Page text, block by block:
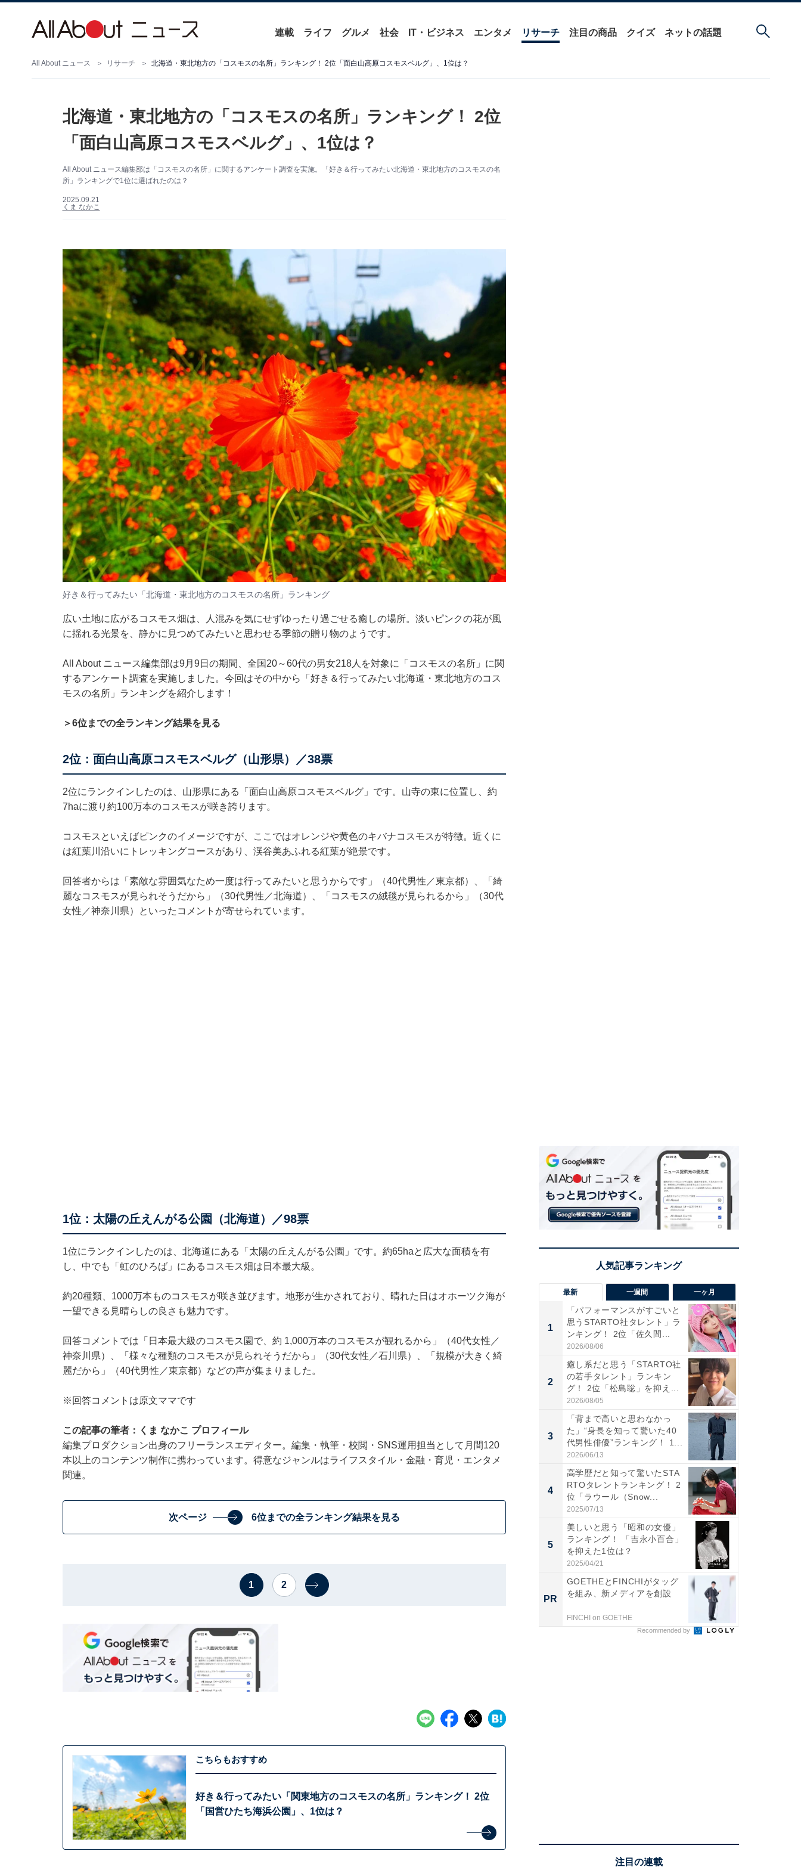
連載 ライフ グルメ 社会 IT・ビジネス エンタメ リサーチ 注目の商品 クイズ ネットの話題
All About ニュース リサーチ 北海道・東北地方の「コスモスの名所」ランキング！ 2位「面白山高原コスモスベルグ」、1位は？
北海道・東北地方の「コスモスの名所」ランキング！ 2位
「面白山高原コスモスベルグ」、1位は？
All About ニュース編集部は「コスモスの名所」に関するアンケート調査を実施。「好き＆行ってみたい北海道・東北地方のコスモスの名
所」ランキングで1位に選ばれたのは？
2025.09.21
くま なかこ
好き＆行ってみたい「北海道・東北地方のコスモスの名所」ランキング
広い土地に広がるコスモス畑は、人混みを気にせずゆったり過ごせる癒しの場所。淡いピンクの花が風
に揺れる光景を、静かに見つめてみたいと思わせる季節の贈り物のようです。
All About ニュース編集部は9月9日の期間、全国20～60代の男女218人を対象に「コスモスの名所」に関
するアンケート調査を実施しました。今回はその中から「好き＆行ってみたい北海道・東北地方のコス
モスの名所」ランキングを紹介します！
＞6位までの全ランキング結果を見る
2位：面白山高原コスモスベルグ（山形県）／38票
2位にランクインしたのは、山形県にある「面白山高原コスモスベルグ」です。山寺の東に位置し、約
7haに渡り約100万本のコスモスが咲き誇ります。
コスモスといえばピンクのイメージですが、ここではオレンジや黄色のキバナコスモスが特徴。近くに
は紅葉川沿いにトレッキングコースがあり、渓谷美あふれる紅葉が絶景です。
回答者からは「素敵な雰囲気なため一度は行ってみたいと思うからです」（40代男性／東京都）、「綺
麗なコスモスが見られそうだから」（30代男性／北海道）、「コスモスの絨毯が見られるから」（30代
女性／神奈川県）といったコメントが寄せられています。
1位：太陽の丘えんがる公園（北海道）／98票
1位にランクインしたのは、北海道にある「太陽の丘えんがる公園」です。約65haと広大な面積を有
し、中でも「虹のひろば」にあるコスモス畑は日本最大級。
約20種類、1000万本ものコスモスが咲き並びます。地形が生かされており、晴れた日はオホーツク海が
一望できる見晴らしの良さも魅力です。
回答コメントでは「日本最大級のコスモス園で、約 1,000万本のコスモスが観れるから」（40代女性／
神奈川県）、「様々な種類のコスモスが見られそうだから」（30代女性／石川県）、「規模が大きく綺
麗だから」（40代男性／東京都）などの声が集まりました。
※回答コメントは原文ママです
この記事の筆者：くま なかこ プロフィール
編集プロダクション出身のフリーランスエディター。編集・執筆・校閲・SNS運用担当として月間120
本以上のコンテンツ制作に携わっています。得意なジャンルはライフスタイル・金融・育児・エンタメ
関連。
次ページ 6位までの全ランキング結果を見る
1 2
こちらもおすすめ
好き＆行ってみたい「関東地方のコスモスの名所」ランキング！ 2位
「国営ひたち海浜公園」、1位は？
最新 一週間 一ヶ月
1
「パフォーマンスがすごいと
思うSTARTO社タレント」ラ
ンキング！ 2位「佐久間...
2026/08/06
2
癒し系だと思う「STARTO社
の若手タレント」ランキン
グ！ 2位「松島聡」を抑え...
2026/08/05
3
「背まで高いと思わなかっ
た」“身長を知って驚いた40
代男性俳優”ランキング！ 1...
2026/06/13
4
高学歴だと知って驚いたSTA
RTOタレントランキング！ 2
位「ラウール（Snow...
2025/07/13
5
美しいと思う「昭和の女優」
ランキング！ 「吉永小百合」
を抑えた1位は？
2025/04/21
PR
GOETHEとFINCHIがタッグ
を組み、新メディアを創設
FINCHI on GOETHE
Recommended by
注目の連載